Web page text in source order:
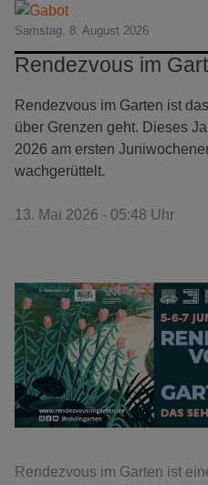
Samstag, 8. August 2026
Rendezvous im
Rendezvous im Garten ist
über Grenzen geht. Dieses
2026 am ersten
wachgerüttelt.
13. Mai 2026 - 05:48 Uhr
Rendezvous im Garten ist